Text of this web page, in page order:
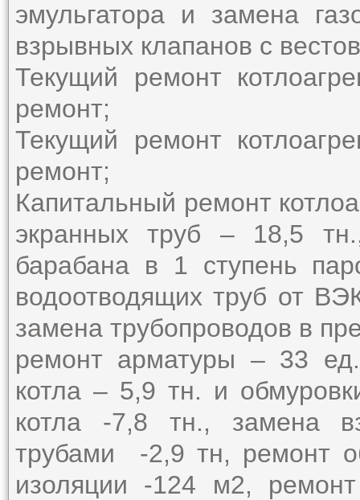
эмульгатора и замена
взрывных клапанов с
Текущий ремонт
ремонт;
Текущий ремонт
ремонт;
Капитальный ремонт
экранных труб – 18,5
барабана в 1 ступень
водоотводящих труб от
замена трубопроводов в
ремонт арматуры – 33
котла – 5,9 тн. и
котла -7,8 тн., замена
трубами -2,9 тн, ремонт
изоляции -124 м2,